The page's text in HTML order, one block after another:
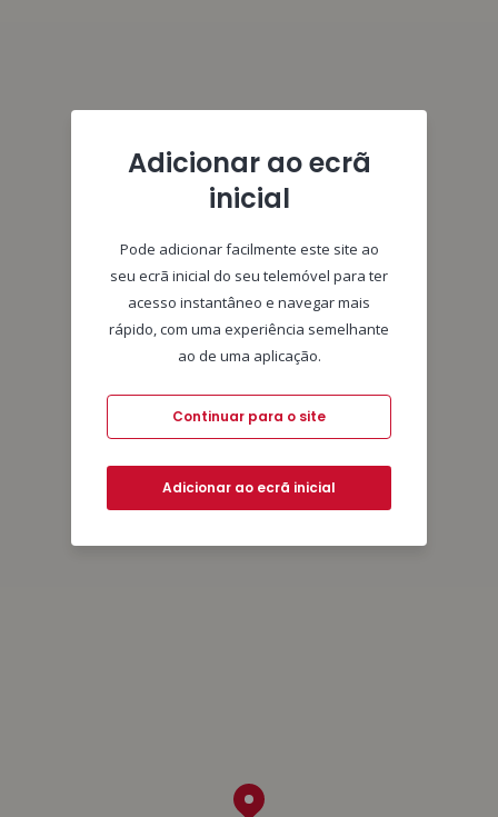
Adicionar ao ecrã
inicial
Pode adicionar facilmente este site ao
seu ecrã inicial do seu telemóvel para ter
acesso instantâneo e navegar mais
rápido, com uma experiência semelhante
ao de uma aplicação.
Continuar para o site
Adicionar ao ecrã inicial